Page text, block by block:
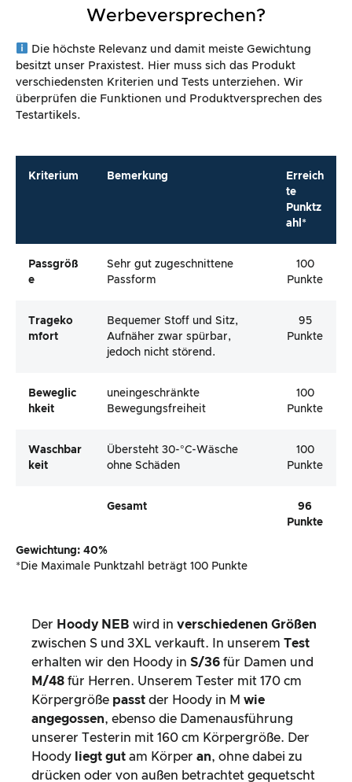
Werbeversprechen?
Die höchste Relevanz und damit meiste Gewichtung
besitzt unser Praxistest. Hier muss sich das Produkt
verschiedensten Kriterien und Tests unterziehen. Wir
überprüfen die Funktionen und Produktversprechen des
Testartikels.
Kriterium Bemerkung
Erreich
te
Punktz
ahl*
Passgröß
E
Sehr gut zugeschnittene
Passform
100
Punkte
Trageko
Mfort
Bequemer Stoff und Sitz,
Aufnäher zwar spürbar,
jedoch nicht störend.
95
Punkte
Beweglic
Hkeit
uneingeschränkte
Bewegungsfreiheit
100
Punkte
Waschbar
Keit
Übersteht 30-°C-Wäsche
ohne Schäden
100
Punkte
Gesamt
96
Punkte
Gewichtung: 40%
*Die Maximale Punktzahl beträgt 100 Punkte
Der Hoody NEB wird in verschiedenen Größen
zwischen S und 3XL verkauft. In unserem Test
erhalten wir den Hoody in S/36 für Damen und
M/48 für Herren. Unserem Tester mit 170 cm
Körpergröße passt der Hoody in M wie
angegossen, ebenso die Damenausführung
unserer Testerin mit 160 cm Körpergröße. Der
Hoody
liegt gut am Körper an, ohne dabei zu
drücken oder von außen betrachtet gequetscht